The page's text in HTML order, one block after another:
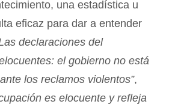
una estadística u
eficaz para dar a entender
declaraciones del
el gobierno no está
los reclamos violentos”,
es elocuente y refleja